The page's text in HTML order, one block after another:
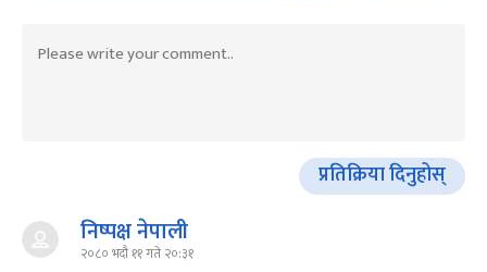
प्रतिक्रिया दिनुहोस्
निष्पक्ष नेपाली
२०८० भदौ ११ गते २०:३१